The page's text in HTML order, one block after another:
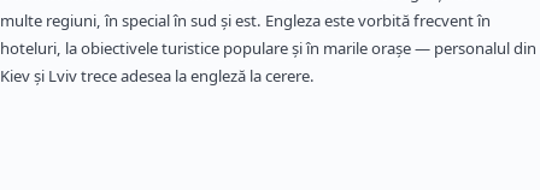
multe regiuni, în special în sud și est. Engleza este vorbită frecvent în
hoteluri, la obiectivele turistice populare și în marile orașe — personalul din
Kiev și Lviv trece adesea la engleză la cerere.